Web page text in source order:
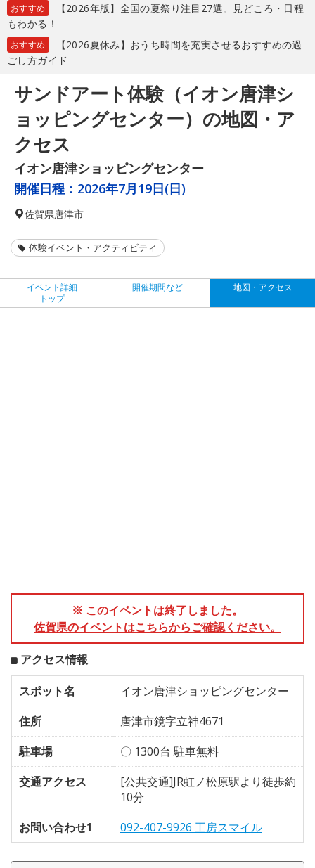
おすすめ
【2026年版】全国の夏祭り注目27選。見どころ・日程
もわかる！
おすすめ
【2026夏休み】おうち時間を充実させるおすすめの過
ごし方ガイド
サンドアート体験（イオン唐津シ
ョッピングセンター）の地図・ア
クセス
イオン唐津ショッピングセンター
開催日程： 2026年7月19日(日)
佐賀県唐津市
体験イベント・アクティビティ
イベント詳細
トップ
開催期間など 地図・アクセス
※ このイベントは終了しました。
佐賀県のイベントはこちらからご確認ください。
アクセス情報
スポット名
イオン唐津ショッピングセンター
住所
唐津市鏡字立神4671
駐車場
〇 1300台 駐車無料
交通アクセス
[公共交通]JR虹ノ松原駅より徒歩約
10分
お問い合わせ1
092-407-9926 工房スマイル